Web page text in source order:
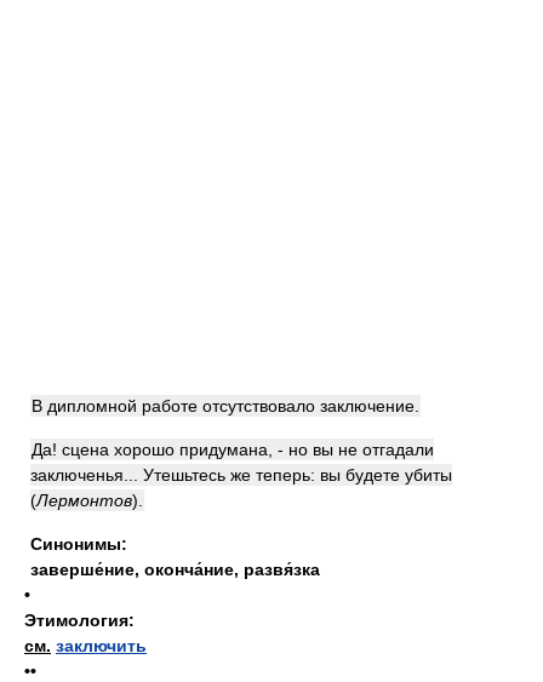
В дипломной работе отсутствовало заключение.
Да! сцена хорошо придумана, - но вы не отгадали
заключенья... Утешьтесь же теперь: вы будете убиты
(Лермонтов)
Синонимы:
заверше́ние, оконча́ние, развя́зка
•
Этимология:
см. заключить
••